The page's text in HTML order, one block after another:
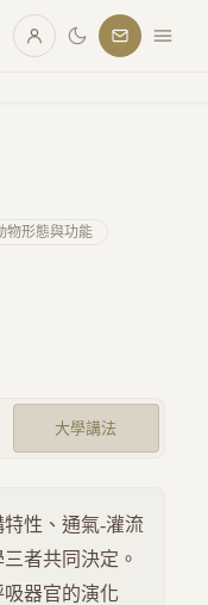
物形態與功能
大學講法
性、通氣-灌流
者共同決定。
吸器官的演化